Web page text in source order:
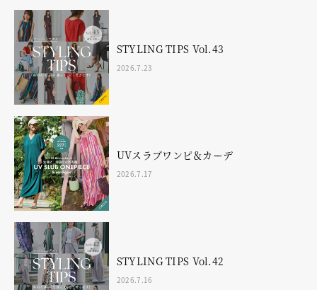
STYLING TIPS Vol.43
2026.7.23
UVスラブワンピ＆カーデ
2026.7.17
STYLING TIPS Vol.42
2026.7.16